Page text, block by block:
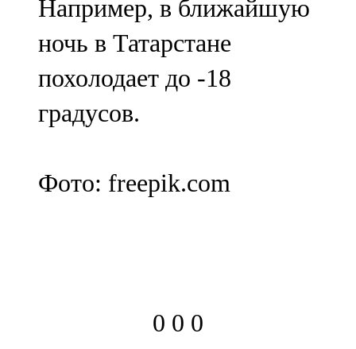
Например, в ближайшую
ночь в Татарстане
похолодает до -18
градусов.
Фото: freepik.com
0 0 0